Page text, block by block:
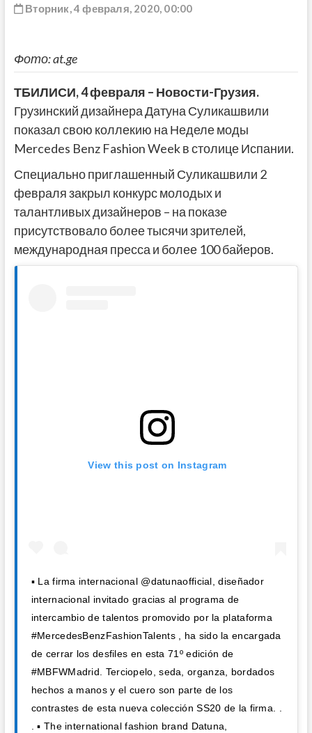
Вторник, 4 февраля, 2020, 00:00
Фото: at.ge
ТБИЛИСИ,4 февраля – Новости-Грузия.
Грузинский дизайнера Датуна Суликашвили
показал свою коллекию на Неделе моды
Mercedes Benz Fashion Week в столице Испании.
Специально приглашенный Суликашвили 2
февраля закрыл конкурс молодых и
талантливых дизайнеров – на показе
присутствовало более тысячи зрителей,
международная пресса и более 100 байеров.
View this post on Instagram
▪ La firma internacional @datunaofficial, diseñador
internacional invitado gracias al programa de
intercambio de talentos promovido por la plataforma
#MercedesBenzFashionTalents , ha sido la encargada
de cerrar los desfiles en esta 71º edición de
#MBFWMadrid. Terciopelo, seda, organza, bordados
hechos a manos y el cuero son parte de los
contrastes de esta nueva colección SS20 de la firma. .
. ▪ The international fashion brand Datuna,